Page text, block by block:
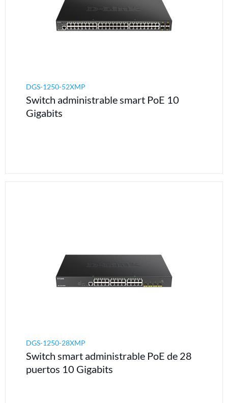
DGS-1250-52XMP
Switch administrable smart PoE 10
Gigabits
DGS-1250-28XMP
Switch smart administrable PoE de 28
puertos 10 Gigabits